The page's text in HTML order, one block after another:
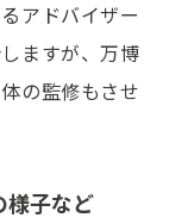
アドバイザー
ますが、万博
の監修もさせ
様子など